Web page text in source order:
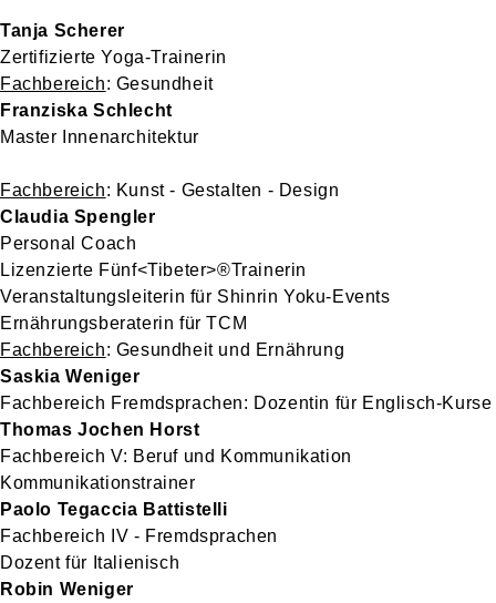
Tanja Scherer
Zertifizierte Yoga-Trainerin
Fachbereich: Gesundheit
Franziska Schlecht
Master Innenarchitektur
Fachbereich: Kunst - Gestalten - Design
Claudia Spengler
Personal Coach
Lizenzierte Fünf<Tibeter>®Trainerin
Veranstaltungsleiterin für Shinrin Yoku-Events
Ernährungsberaterin für TCM
Fachbereich: Gesundheit und Ernährung
Saskia Weniger
Fachbereich Fremdsprachen: Dozentin für Englisch-Kurse
Thomas Jochen Horst
Fachbereich V: Beruf und Kommunikation
Kommunikationstrainer
Paolo Tegaccia Battistelli
Fachbereich IV - Fremdsprachen
Dozent für Italienisch
Robin Weniger